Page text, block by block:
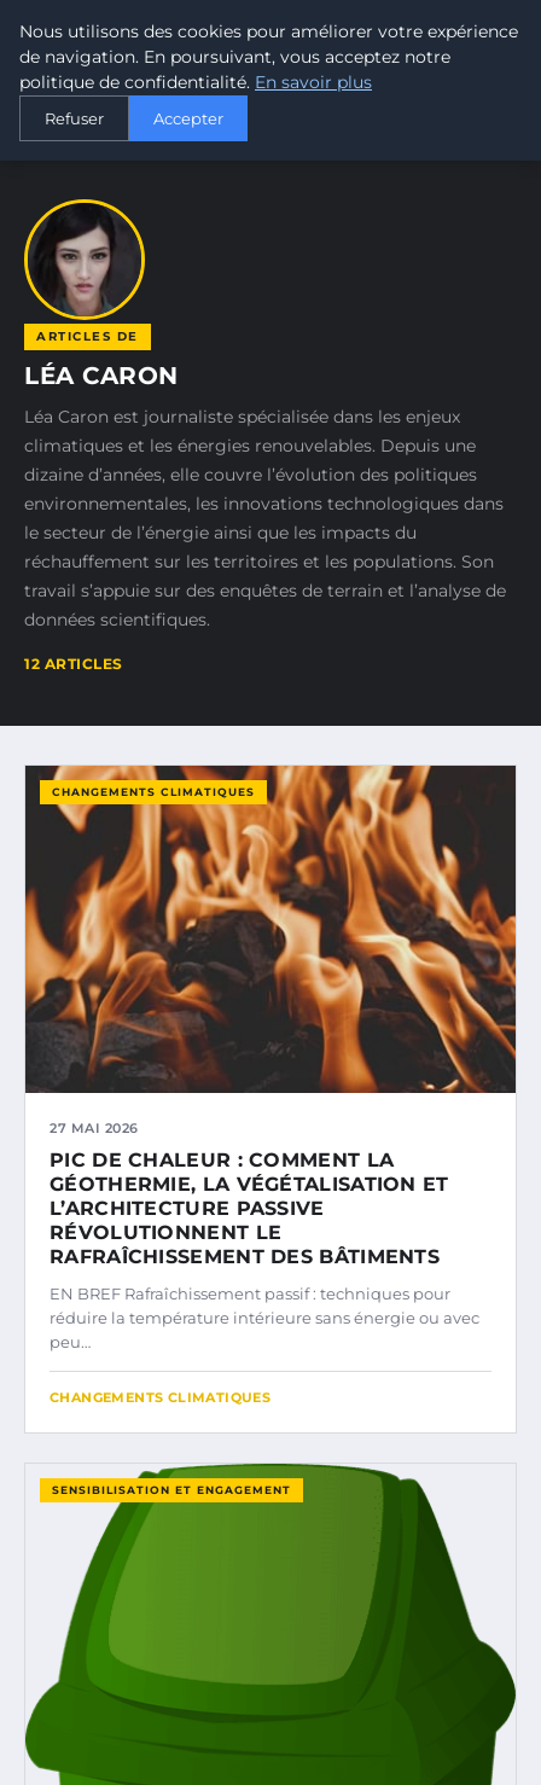
MALTA CLIMATE
ACCUEIL AUTEURS LÉA CARON
ARTICLES DE
LÉA CARON
Léa Caron est journaliste spécialisée dans les enjeux
climatiques et les énergies renouvelables. Depuis une
dizaine d’années, elle couvre l’évolution des politiques
environnementales, les innovations technologiques dans
le secteur de l’énergie ainsi que les impacts du
réchauffement sur les territoires et les populations. Son
travail s’appuie sur des enquêtes de terrain et l’analyse de
données scientifiques.
12 ARTICLES
CHANGEMENTS CLIMATIQUES
27 MAI 2026
PIC DE CHALEUR : COMMENT LA
GÉOTHERMIE, LA VÉGÉTALISATION ET
L’ARCHITECTURE PASSIVE
RÉVOLUTIONNENT LE
RAFRAÎCHISSEMENT DES BÂTIMENTS
EN BREF Rafraîchissement passif : techniques pour
réduire la température intérieure sans énergie ou avec
peu…
CHANGEMENTS CLIMATIQUES
SENSIBILISATION ET ENGAGEMENT
Nous utilisons des cookies pour améliorer votre expérience
de navigation. En poursuivant, vous acceptez notre
politique de confidentialité. En savoir plus
Refuser Accepter